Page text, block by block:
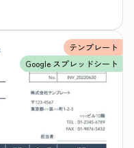
テンプレート
Google スプレッドシート